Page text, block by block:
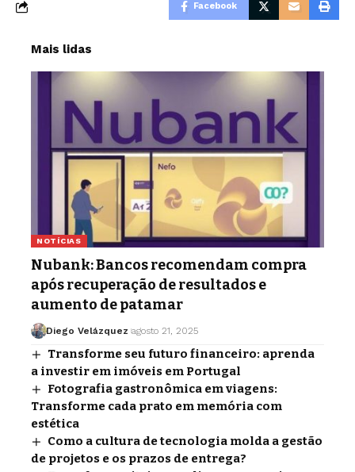
Facebook
Mais lidas
NOTÍCIAS
Nubank: Bancos recomendam compra
após recuperação de resultados e
aumento de patamar
Diego Velázquez agosto 21, 2025
Transforme seu futuro financeiro: aprenda
a investir em imóveis em Portugal
Fotografia gastronômica em viagens:
Transforme cada prato em memória com
estética
Como a cultura de tecnologia molda a gestão
de projetos e os prazos de entrega?